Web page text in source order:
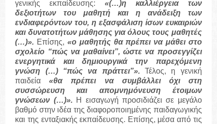
γενικής εκπαίδευσης: «(…)η καλλιέργεια των
δεξιοτήτων του μαθητή και η ανάδειξη των
ενδιαφερόντων του, η εξασφάλιση ίσων ευκαιριών
και δυνατοτήτων μάθησης για όλους τους μαθητές
(…)». Επίσης, «ο μαθητής θα πρέπει να μάθει στο
σχολείο “πώς να μαθαίνει”, ώστε να προσεγγίζει
ενεργητικά και δημιουργικά την παρεχόμενη
γνώση (…) “πώς να πράττει”». Τέλος, η γενική
παιδεία«θα πρέπει να συμβάλλει όχι στη
συσσώρευση και απομνημόνευση έτοιμων
γνώσεων (…)». Η εισαγωγή προσιδιάζει σε μεγάλο
βαθμό στην ιδέα της διαφοροποιημένης παιδαγωγικής
και της ενταξιακής εκπαίδευσης. Επίσης, μέσα από τις